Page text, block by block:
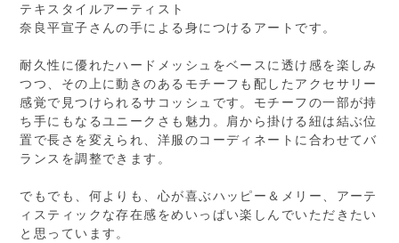
テキスタイルアーティスト
奈良平宣子さんの手による身につけるアートです。
耐久性に優れたハードメッシュをベースに透け感を楽しみ
つつ、その上に動きのあるモチーフも配したアクセサリー
感覚で見つけられるサコッシュです。モチーフの一部が持
ち手にもなるユニークさも魅力。肩から掛ける紐は結ぶ位
置で長さを変えられ、洋服のコーディネートに合わせてバ
ランスを調整できます。
でもでも、何よりも、心が喜ぶハッピー＆メリー、アーテ
ィスティックな存在感をめいっぱい楽しんでいただきたい
と思っています。